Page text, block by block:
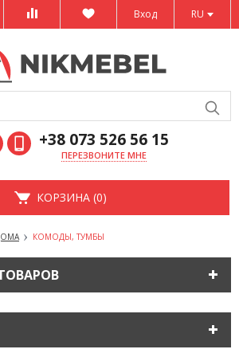
RU
Вход
+38 073 526 56 15
ПЕРЕЗВОНИТЕ МНЕ
КОРЗИНА (0)
КОМОДЫ, ТУМБЫ